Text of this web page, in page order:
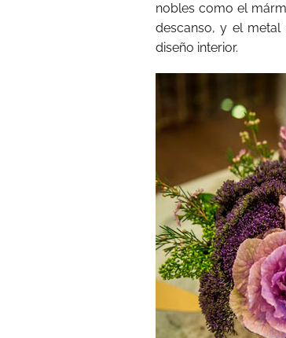
nobles como el
descanso, y el
diseño interior.